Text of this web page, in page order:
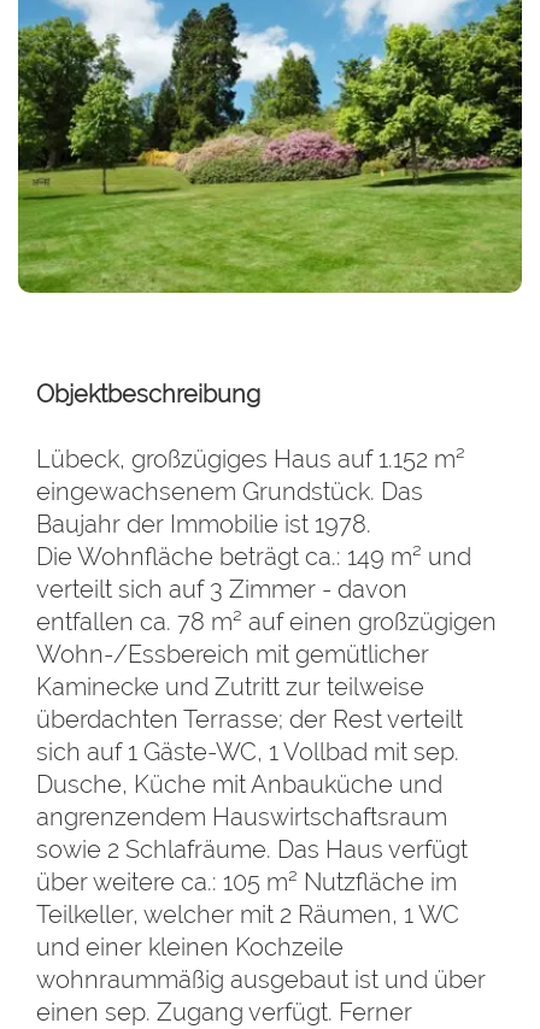
Objektbeschreibung
Lübeck, großzügiges Haus auf 1.152 m²
eingewachsenem Grundstück. Das
Baujahr der Immobilie ist 1978.
Die Wohnfläche beträgt ca.: 149 m² und
verteilt sich auf 3 Zimmer - davon
entfallen ca. 78 m² auf einen großzügigen
Wohn-/Essbereich mit gemütlicher
Kaminecke und Zutritt zur teilweise
überdachten Terrasse; der Rest verteilt
sich auf 1 Gäste-WC, 1 Vollbad mit sep.
Dusche, Küche mit Anbauküche und
angrenzendem Hauswirtschaftsraum
sowie 2 Schlafräume. Das Haus verfügt
über weitere ca.: 105 m² Nutzfläche im
Teilkeller, welcher mit 2 Räumen, 1 WC
und einer kleinen Kochzeile
wohnraummäßig ausgebaut ist und über
einen sep. Zugang verfügt. Ferner